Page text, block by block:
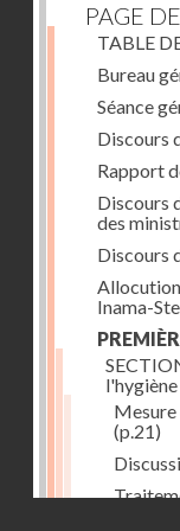
PAGE
TABLE
Bureau
Séance
Discours
Rapport
Discours
des
Discours
Inama-
l'hygiène
Mesure
(p.21)